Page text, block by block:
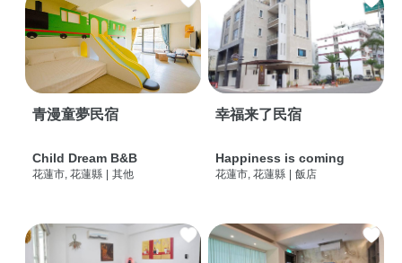
青漫童夢民宿
Child Dream B&B
花蓮市, 花蓮縣 其他
幸福来了民宿
Happiness is coming
花蓮市, 花蓮縣 飯店